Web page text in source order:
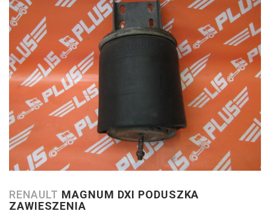
RENAULT MAGNUM DXI PODUSZKA
ZAWIESZENIA